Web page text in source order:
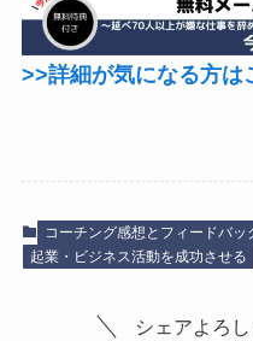
>>詳細が気になる方は
コーチング感想とフィードバッ
起業・ビジネス活動を成功させる
シェアよろ